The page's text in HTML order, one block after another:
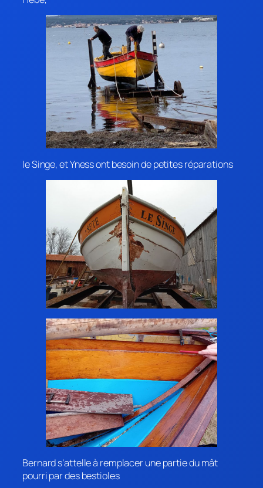
le Singe, et Yness ont besoin de petites réparations
Bernard s’attelle à remplacer une partie du mât
pourri par des bestioles